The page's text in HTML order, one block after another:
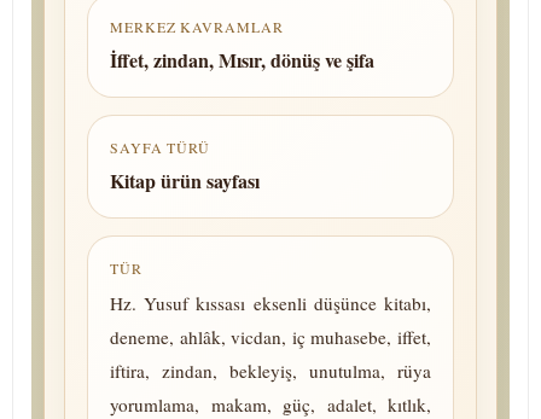
MERKEZ KAVRAMLAR
İffet, zindan, Mısır, dönüş ve şifa
SAYFA TÜRÜ
Kitap ürün sayfası
TÜR
Hz. Yusuf kıssası eksenli düşünce kitabı,
deneme, ahlâk, vicdan, iç mu­ha­se­be, iffet,
iftira, zindan, bekleyiş, unutulma, rüya
yorumlama, makam, güç, adalet, kıtlık,